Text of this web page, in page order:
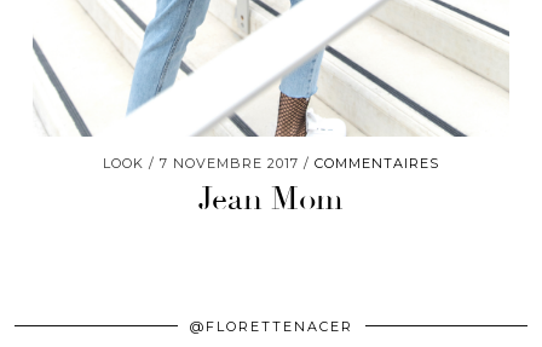
LOOK 7 NOVEMBRE 2017 COMMENTAIRES
Jean Mom
@FLORETTENACER